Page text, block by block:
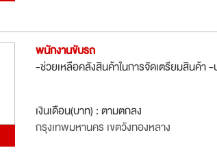
พนักงานขับรถ
-ช่วยเหลือคลังสินค้าในการจัดเตรียมสินค้า
เงินเดือน(บาท) : ตามตกลง
กรุงเทพมหานคร เขตวังทองหลาง